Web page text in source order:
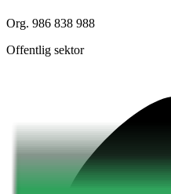
Org. 986 838 988
Offentlig sektor